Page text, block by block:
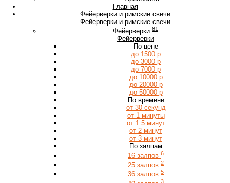
Главная
Фейерверки и римские свечи
Фейерверки и римские свечи
Фейерверки 81
Фейерверки
По цене
до 1500 р
до 3000 р
до 7000 р
до 10000 р
до 20000 р
до 50000 р
По времени
от 30 секунд
от 1 минуты
от 1.5 минут
от 2 минут
от 3 минут
По залпам
16 залпов 6
25 залпов 2
36 залпов 5
3